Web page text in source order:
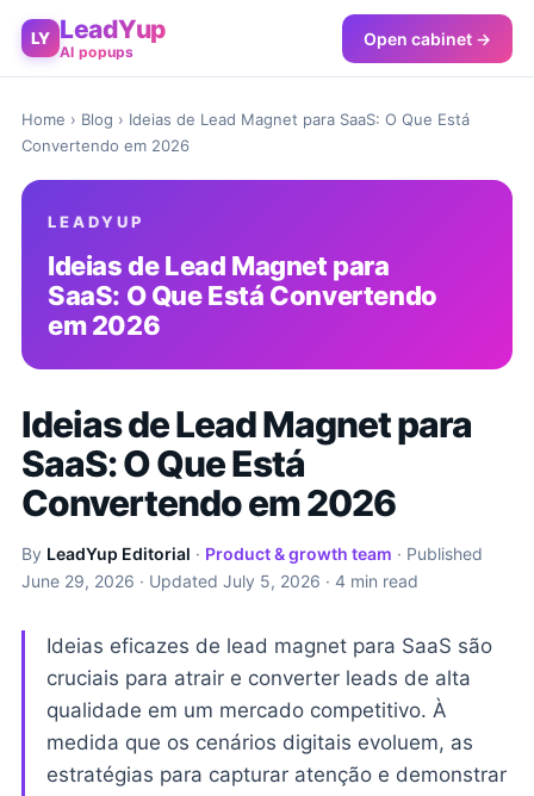
LY LeadYup
AI popups
Open cabinet →
Home › Blog › Ideias de Lead Magnet para SaaS: O Que Está
Convertendo em 2026
LEADYUP
Ideias de Lead Magnet para
SaaS: O Que Está Convertendo
em 2026
Ideias de Lead Magnet para
SaaS: O Que Está
Convertendo em 2026
By LeadYup Editorial · Product & growth team · Published
June 29, 2026 · Updated July 5, 2026 · 4 min read
Ideias eficazes de lead magnet para SaaS são
cruciais para atrair e converter leads de alta
qualidade em um mercado competitivo. À
medida que os cenários digitais evoluem, as
estratégias para capturar atenção e demonstrar